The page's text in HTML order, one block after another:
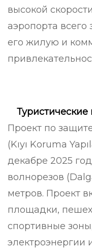
высокой
аэропорта
его жилую и
Проект по
(Kıyı Koruma
декабре 2025
волнорезов
метров. Проект
площадки,
спортивные
электроэнергии